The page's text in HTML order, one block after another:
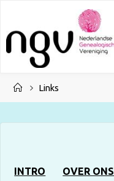
de
inhoud
HomeLinks
INTRO OVER ONS